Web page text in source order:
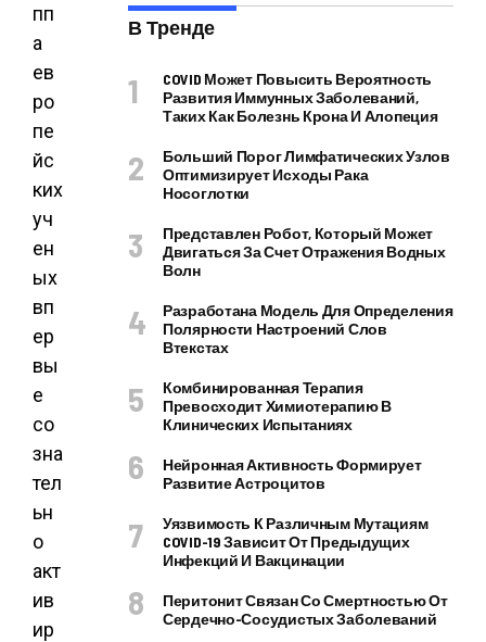
пп
а
ев
ро
пе
йс
ких
уч
ен
ых
вп
ер
вы
е
со
зна
тел
ьн
о
акт
ив
ир
В Тренде
COVID Может Повысить Вероятность
Развития Иммунных Заболеваний,
Таких Как Болезнь Крона И Алопеция
Больший Порог Лимфатических Узлов
Оптимизирует Исходы Рака
Носоглотки
Представлен Робот, Который Может
Двигаться За Счет Отражения Водных
Волн
Разработана Модель Для Определения
Полярности Настроений Слов
Втекстах
Комбинированная Терапия
Превосходит Химиотерапию В
Клинических Испытаниях
Нейронная Активность Формирует
Развитие Астроцитов
Уязвимость К Различным Мутациям
COVID-19 Зависит От Предыдущих
Инфекций И Вакцинации
Перитонит Связан Со Смертностью От
Сердечно-Сосудистых Заболеваний